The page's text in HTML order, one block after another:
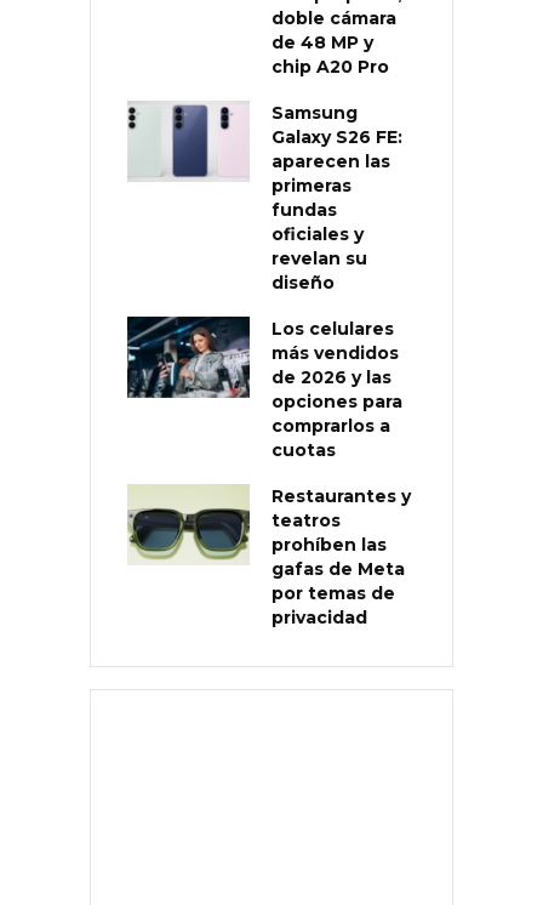
doble cámara
de 48 MP y
chip A20 Pro
Samsung
Galaxy S26 FE:
aparecen las
primeras
fundas
oficiales y
revelan su
diseño
Los celulares
más vendidos
de 2026 y las
opciones para
comprarlos a
cuotas
Restaurantes y
teatros
prohíben las
gafas de Meta
por temas de
privacidad